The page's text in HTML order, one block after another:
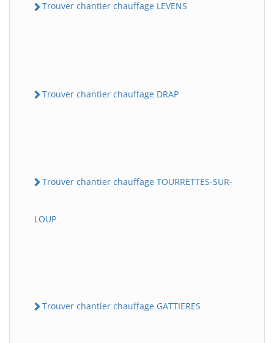
Trouver chantier chauffage LEVENS
Trouver chantier chauffage DRAP
Trouver chantier chauffage TOURRETTES-SUR-
LOUP
Trouver chantier chauffage GATTIERES